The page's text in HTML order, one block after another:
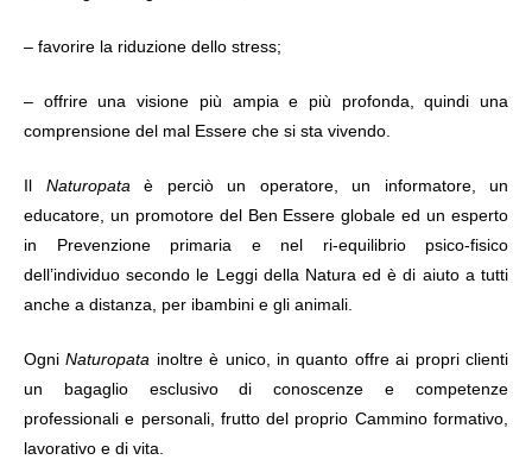
– favorire la riduzione dello stress;
– offrire una visione più ampia e più profonda, quindi una
comprensione del mal Essere che si sta vivendo.
Il Naturopata è perciò un operatore, un informatore, un
educatore, un promotore del Ben Essere globale ed un esperto
in Prevenzione primaria e nel ri-equilibrio psico-fisico
dell’individuo secondo le Leggi della Natura ed è di aiuto a tutti
anche a distanza, per ibambini e gli animali.
OgniNaturopata inoltre è unico, in quanto offre ai propri clienti
un bagaglio esclusivo di conoscenze e competenze
professionali e personali, frutto del proprio Cammino formativo,
lavorativo e di vita.